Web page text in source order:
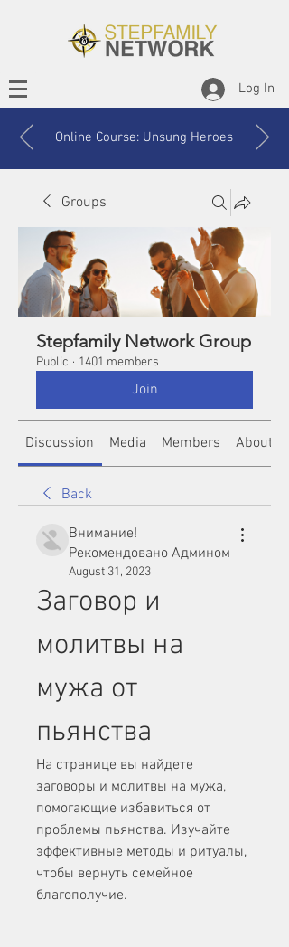
Log In
Online Course: Unsung Heroes
Groups
Stepfamily Network Group
Public · 1401 members
Join
Discussion Media Members About
Back
Внимание!
Рекомендовано Админом
August 31, 2023
Заговор и
молитвы на
мужа от
пьянства
На странице вы найдете
заговоры и молитвы на мужа,
помогающие избавиться от
проблемы пьянства. Изучайте
эффективные методы и ритуалы,
чтобы вернуть семейное
благополучие.